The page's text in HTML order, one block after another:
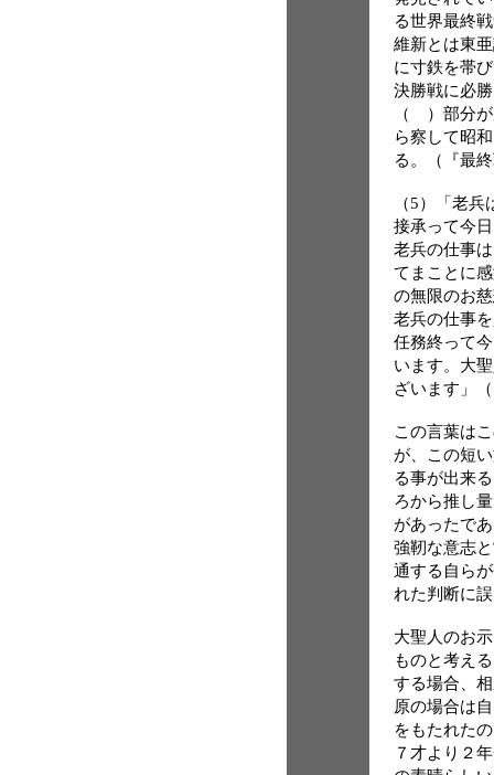
る世界最終
維新とは東
に寸鉄を帯
決勝戦に必
（ ）部分
ら察して昭
る。（『最
（5）「老
接承って今
老兵の仕事
てまことに
の無限のお
老兵の仕事
任務終って
います。大
ざいます」
この言葉は
が、この短
る事が出来
ろから推し
があったで
強靭な意志
通する自ら
れた判断に
大聖人のお
ものと考え
する場合、
原の場合は
をもたれた
７才より２